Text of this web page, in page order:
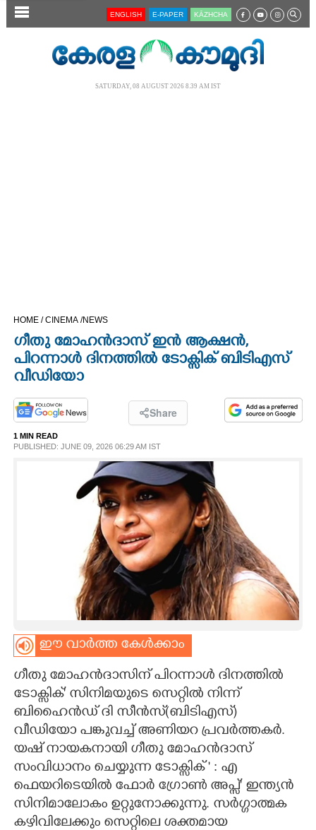
SECTIONS
OPINION
PHOTOS
LIFESTYLE
CARTOONS
LITERATURE
CONTACT US
ENGLISH E-PAPER KĀZHCHA
SATURDAY, 08 AUGUST 2026 8.39 AM IST
HOME /CINEMA /NEWS
ഗീതു മോഹൻദാസ് ഇൻ ആക്ഷൻ,
പിറന്നാൾ ദിനത്തിൽ ടോക്സിക് ബിടിഎസ്
വീഡിയോ
Share
1 MIN READ
PUBLISHED: JUNE 09, 2026 06:29 AM IST
ഈ വാർത്ത കേൾക്കാം
ഗീതു മോഹൻദാസിന് പിറന്നാൾ ദിനത്തിൽ
ടോക്സിക്' സിനിമയുടെ സെറ്റിൽ നിന്ന്
ബിഹൈൻഡ് ദി സീൻസ്(ബിടിഎസ്)
വീഡിയോ പങ്കുവച്ച് അണിയറ പ്രവർത്തകർ.
യഷ് നായകനായി ഗീതു മോഹൻദാസ്
സംവിധാനം ചെയ്യുന്ന ടോക്സിക് ' : എ
ഫെയറിടെയിൽ ഫോർ ഗ്രോൺ അപ്സ്' ഇന്ത്യൻ
സിനിമാലോകം ഉറ്റുനോക്കുന്നു. സർഗ്ഗാത്മക
കഴിവിലേക്കും സെറ്റിലെ ശക്തമായ